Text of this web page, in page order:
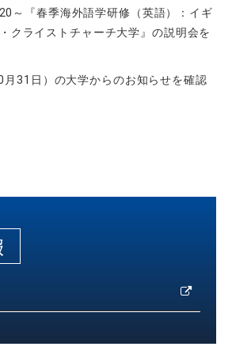
～『春季海外語学研修（英語）：イギ
クライストチャーチ大学』の説明会を
31日）の大学からのお知らせを確認